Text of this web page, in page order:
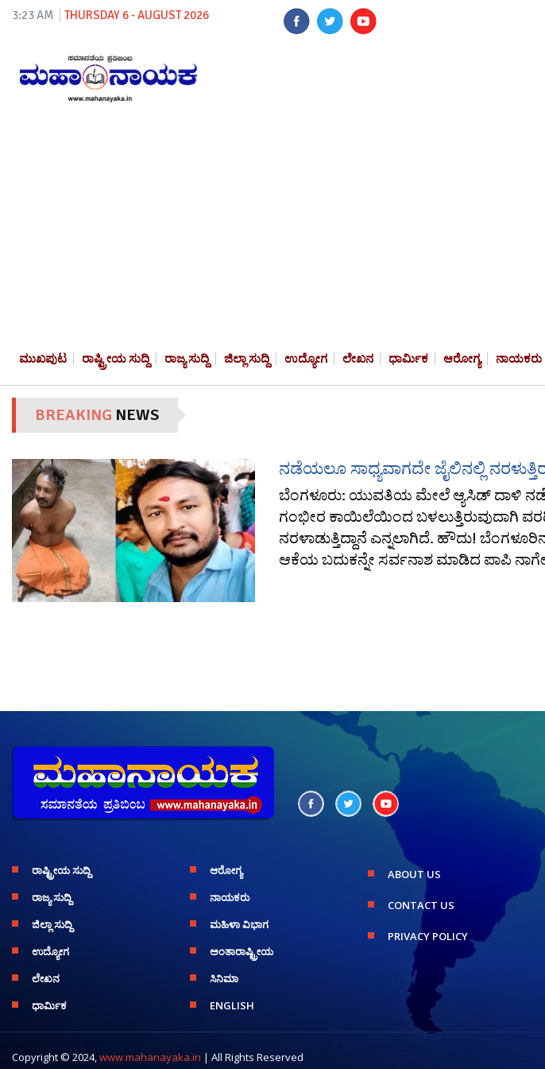
3:23 AM THURSDAY 6 - AUGUST 2026
ಮುಖಪುಟ ರಾಷ್ಟ್ರೀಯ ಸುದ್ದಿ ರಾಜ್ಯ ಸುದ್ದಿ ಜಿಲ್ಲಾ ಸುದ್ದಿ ಉದ್ಯೋಗ ಲೇಖನ ಧಾರ್ಮಿಕ ಆರೋಗ್ಯ ನಾಯಕರು
BREAKING NEWS
ನಡೆಯಲೂ ಸಾಧ್ಯವಾಗದೇ ಜೈಲಿನಲ್ಲಿ
ಬೆಂಗಳೂರು: ಯುವತಿಯ ಮೇಲೆ ಆ್ಯಸಿಡ್ ದಾಳಿ ನಡೆಸಿ
ಗಂಭೀರ ಕಾಯಿಲೆಯಿಂದ ಬಳಲುತ್ತಿರುವುದಾಗಿ
ನರಳಾಡುತ್ತಿದ್ದಾನೆ ಎನ್ನಲಾಗಿದೆ. ಹೌದು!
ಆಕೆಯ ಬದುಕನ್ನೇ ಸರ್ವನಾಶ ಮಾಡಿದ ಪಾಪಿ
ರಾಷ್ಟ್ರೀಯ ಸುದ್ದಿ
ರಾಜ್ಯ ಸುದ್ದಿ
ಜಿಲ್ಲಾ ಸುದ್ದಿ
ಉದ್ಯೋಗ
ಲೇಖನ
ಧಾರ್ಮಿಕ
ಆರೋಗ್ಯ
ನಾಯಕರು
ಮಹಿಳಾ ವಿಭಾಗ
ಅಂತಾರಾಷ್ಟ್ರೀಯ
ಸಿನಿಮಾ
ENGLISH
ABOUT US
CONTACT US
PRIVACY POLICY
Copyright © 2024, www.mahanayaka.in | All Rights Reserved